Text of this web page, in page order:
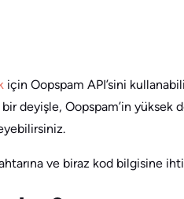
için Oopspam API’sini
deyişle, Oopspam’in yüksek
ve biraz kod bilgisine